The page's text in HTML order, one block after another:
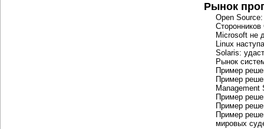
Рынок
Open
Microsoft не
Linux
Solaris:
Рынок
Пример
Пример
Management
Пример
Пример
Пример
мировых